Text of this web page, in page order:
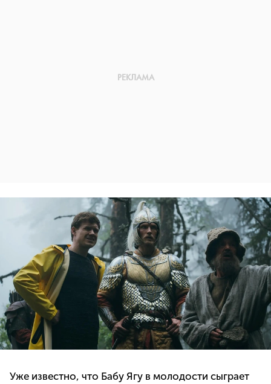
Уже известно, что Бабу Ягу в молодости сыграет